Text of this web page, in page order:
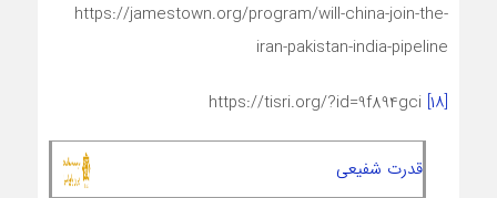
https://jamestown.org/program/will-china-join-the-
iran-pakistan-india-pipeline
[۱۸]
قدرت شفیعی